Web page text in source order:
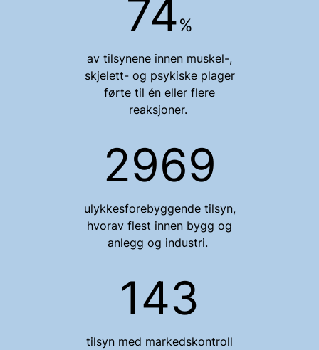
74%
av tilsynene innen muskel-,
skjelett- og psykiske plager
førte til én eller flere
reaksjoner.
2969
ulykkesforebyggende tilsyn,
hvorav flest innen bygg og
anlegg og industri.
143
tilsyn med markedskontroll